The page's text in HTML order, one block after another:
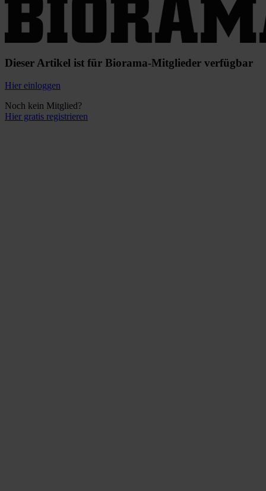
Dieser Artikel ist für Biorama-Mitglieder verfügbar
Hier einloggen
Noch kein Mitglied?
Hier gratis registrieren